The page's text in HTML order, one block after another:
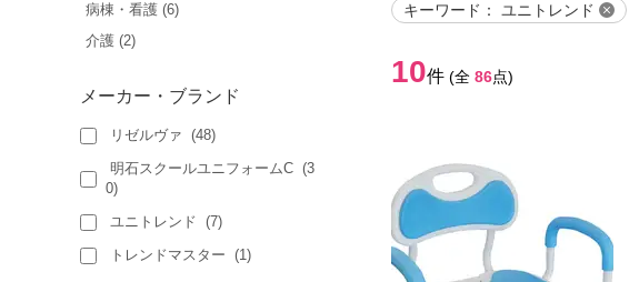
キーワード ： ユニトレンド
10件 (全 86点)
病棟・看護 (6)
介護 (2)
メーカー・ブランド
リゼルヴァ (48)
明石スクールユニフォームC (3
0)
ユニトレンド (7)
トレンドマスター (1)